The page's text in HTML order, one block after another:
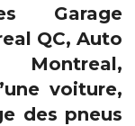
Garage
QC, Auto
voiture,
des pneus